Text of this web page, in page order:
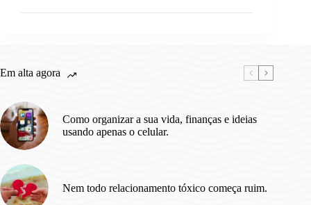
só
Em alta agora
Como organizar a sua vida, finanças e ideias
usando apenas o celular.
Nem todo relacionamento tóxico começa ruim.